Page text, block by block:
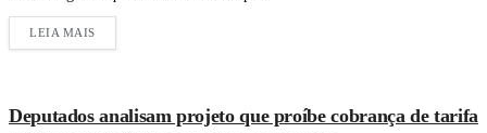
LEIA MAIS
Deputados analisam projeto que proíbe cobrança de tarifa